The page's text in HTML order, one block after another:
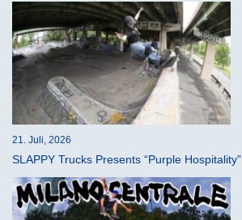
21. Juli, 2026
SLAPPY Trucks Presents “Purple Hospitality”